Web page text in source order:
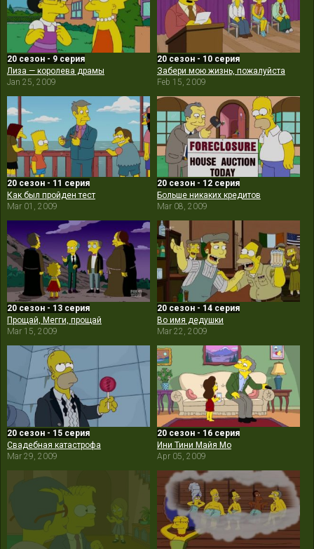
20 сезон - 9 серия
Лиза — королева драмы
Jan 25, 2009
20 сезон - 10 серия
Забери мою жизнь, пожалуйста
Feb 15, 2009
20 сезон - 11 серия
Как был пройден тест
Mar 01, 2009
20 сезон - 12 серия
Больше никаких кредитов
Mar 08, 2009
20 сезон - 13 серия
Прощай, Мегги, прощай
Mar 15, 2009
20 сезон - 14 серия
Во имя дедушки
Mar 22, 2009
20 сезон - 15 серия
Свадебная катастрофа
Mar 29, 2009
20 сезон - 16 серия
Ини Тини Майя Мо
Apr 05, 2009